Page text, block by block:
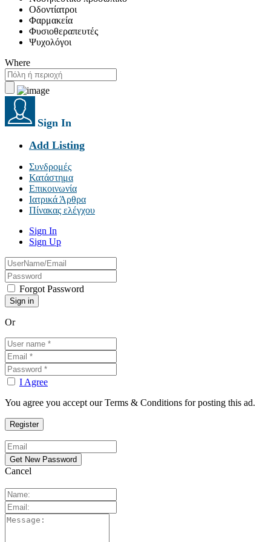
Οδοντίατροι
Φαρμακεία
Φυσιοθεραπευτές
Ψυχολόγοι
Where
Sign In
Add Listing
Συνδρομές
Κατάστημα
Επικοινωνία
Ιατρικά Άρθρα
Πίνακας ελέγχου
Sign In
Sign Up
Forgot Password
Or
I Agree
You agree you accept our Terms & Conditions for posting this ad.
Cancel